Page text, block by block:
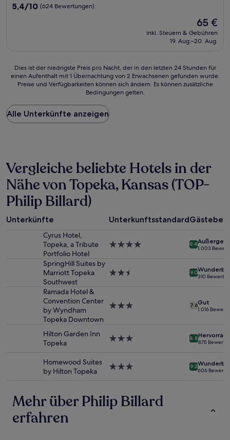
5.4
5,4/10 (624 Bewertungen)
Der
Preis
beträgt
65 €
inkl. Steuern & Gebühren
19. Aug.–20. Aug.
Dies
ist
Preis
pro
Nacht,
24 Stunden
für
einen
Aufenthalt
mit
1 Übernachtung
von
2 Erwachsenen
Verfügbarkeiten
Bedingungen
Dies ist der niedrigste Preis pro Nacht, der in den letzten 24 Stunden für
einen Aufenthalt mit 1 Übernachtung von 2 Erwachsenen gefunden wurde.
Preise und Verfügbarkeiten können sich ändern. Es können zusätzliche
Bedingungen gelten.
Alle Unterkünfte anzeigen
Vergleiche beliebte Hotels in der
Nähe von Topeka, Kansas (TOP-
Philip Billard)
Unterkünfte Unterkunftsstandard
Cyrus Hotel,
Topeka, a Tribute
Portfolio Hotel
4.0-
9.4
1.003
SpringHill Suites by
Marriott Topeka
Southwest
2.5-
9.0
310
Ramada Hotel &
Convention Center
by Wyndham
Topeka Downtown
3.0-
7.6Gut
1.016
Hilton Garden Inn
Topeka
3.0-
8.8
875
Homewood Suites
by Hilton Topeka
3.0-
9.2
606
Mehr über Philip Billard
erfahren